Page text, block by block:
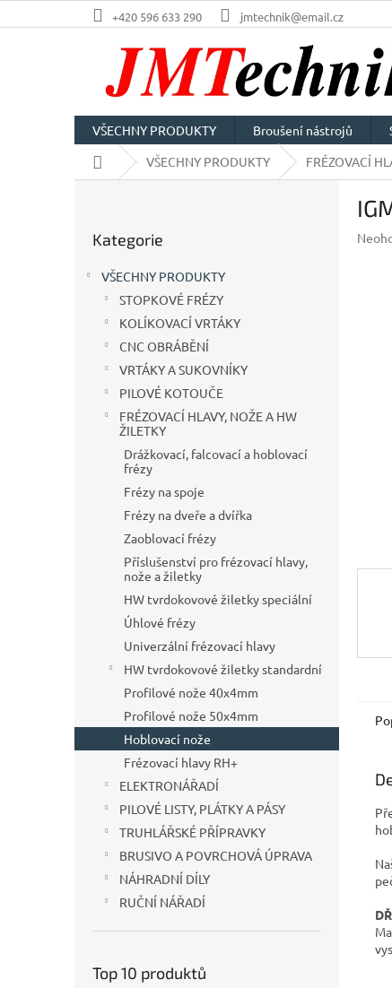
na
+420 596 633 290 jmtechnik@email.cz
VŠECHNY PRODUKTY Broušení nástrojů
Domů VŠECHNY PRODUKTY FRÉZOVACÍ
kategorie
Kategorie
VŠECHNY PRODUKTY
STOPKOVÉ FRÉZY
KOLÍKOVACÍ VRTÁKY
CNC OBRÁBĚNÍ
VRTÁKY A SUKOVNÍKY
PILOVÉ KOTOUČE
FRÉZOVACÍ HLAVY, NOŽE A HW
ŽILETKY
Drážkovací, falcovací a hoblovací
frézy
Frézy na spoje
Frézy na dveře a dvířka
Zaoblovací frézy
Příslušenství pro frézovací hlavy,
nože a žiletky
HW tvrdokovové žiletky speciální
Úhlové frézy
Univerzální frézovací hlavy
HW tvrdokovové žiletky standardní
Profilové nože 40x4mm
Profilové nože 50x4mm
Hoblovací nože
Frézovací hlavy RH+
ELEKTRONÁŘADÍ
PILOVÉ LISTY, PLÁTKY A PÁSY
TRUHLÁŘSKÉ PŘÍPRAVKY
BRUSIVO A POVRCHOVÁ ÚPRAVA
NÁHRADNÍ DÍLY
RUČNÍ NÁŘADÍ
Top 10 produktů